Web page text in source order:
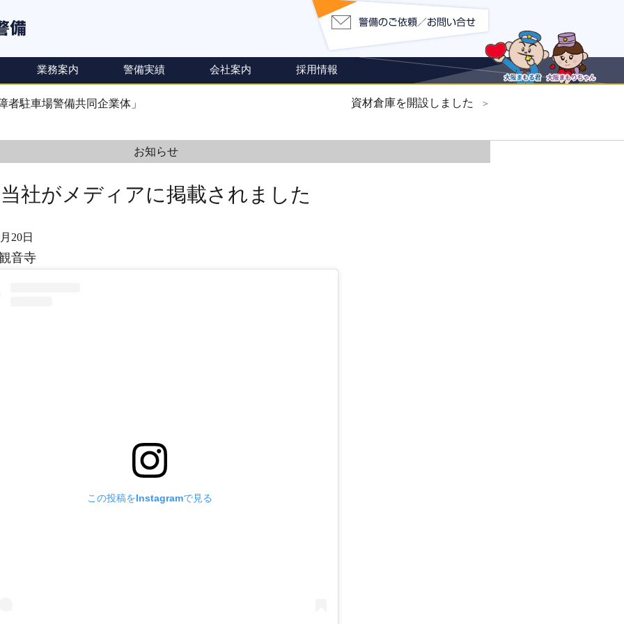
業務案内 警備実績 会社案内 採用情報
お知らせ
当社がメディアに掲載されました
20日
音寺
この投稿をInstagramで見る
者駐車場警備共同企業体」 ＞
投
稿:
資材倉庫を開設しました